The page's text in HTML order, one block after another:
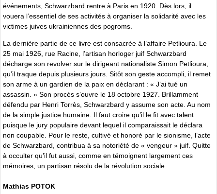
événements, Schwarzbard rentre à Paris en 1920. Dès lors, il
vouera l’essentiel de ses activités à organiser la solidarité avec les
victimes juives ukrainiennes des pogroms.
La dernière partie de ce livre est consacrée à l’affaire Petlioura. Le
25 mai 1926, rue Racine, l’artisan horloger juif Schwarzbard
décharge son revolver sur le dirigeant nationaliste Simon Petlioura,
qu’il traque depuis plusieurs jours. Sitôt son geste accompli, il remet
son arme à un gardien de la paix en déclarant : « J’ai tué un
assassin. » Son procès s’ouvre le 18 octobre 1927. Brillamment
défendu par Henri Torrès, Schwarzbard y assume son acte. Au nom
de la simple justice humaine. Il faut croire qu’il le fit avec talent
puisque le jury populaire devant lequel il comparaissait le déclara
non coupable. Pour le reste, cultivé et honoré par le sionisme, l’acte
de Schwarzbard, contribua à sa notoriété de « vengeur » juif. Quitte
à occulter qu’il fut aussi, comme en témoignent largement ces
mémoires, un partisan résolu de la révolution sociale.
Mathias POTOK